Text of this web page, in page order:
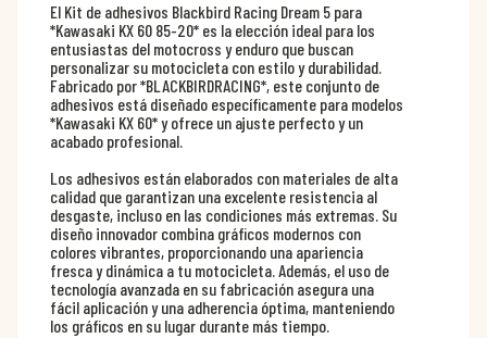
El Kit de adhesivos Blackbird Racing Dream 5 para
*Kawasaki KX 60 85-20* es la elección ideal para los
entusiastas del motocross y enduro que buscan
personalizar su motocicleta con estilo y durabilidad.
Fabricado por *BLACKBIRDRACING*, este conjunto de
adhesivos está diseñado específicamente para modelos
*Kawasaki KX 60* y ofrece un ajuste perfecto y un
acabado profesional.
Los adhesivos están elaborados con materiales de alta
calidad que garantizan una excelente resistencia al
desgaste, incluso en las condiciones más extremas. Su
diseño innovador combina gráficos modernos con
colores vibrantes, proporcionando una apariencia
fresca y dinámica a tu motocicleta. Además, el uso de
tecnología avanzada en su fabricación asegura una
fácil aplicación y una adherencia óptima, manteniendo
los gráficos en su lugar durante más tiempo.